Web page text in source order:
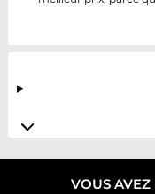
VOUS